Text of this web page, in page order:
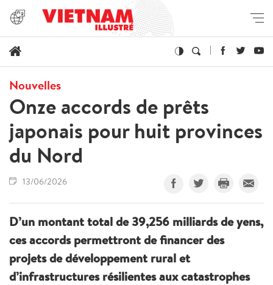
Nouvelles
Onze accords de prêts
japonais pour huit provinces
du Nord
13/06/2026
D’un montant total de 39,256 milliards de yens,
ces accords permettront de financer des
projets de développement rural et
d’infrastructures résilientes aux catastrophes